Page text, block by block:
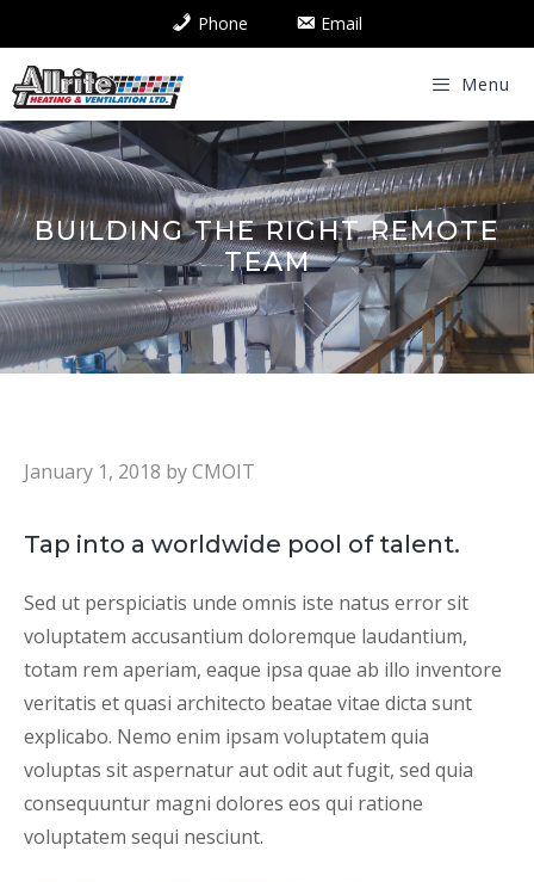
to
content
Phone Email
Menu
BUILDING THE RIGHT REMOTE
TEAM
January 1, 2018 byCMOIT
Tap into a worldwide pool of talent.
Sed ut perspiciatis unde omnis iste natus error sit
voluptatem accusantium doloremque laudantium,
totam rem aperiam, eaque ipsa quae ab illo inventore
veritatis et quasi architecto beatae vitae dicta sunt
explicabo. Nemo enim ipsam voluptatem quia
voluptas sit aspernatur aut odit aut fugit, sed quia
consequuntur magni dolores eos qui ratione
voluptatem sequi nesciunt.